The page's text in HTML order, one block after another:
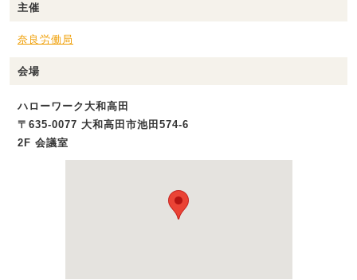
主催
奈良労働局
会場
ハローワーク大和高田
〒635-0077 大和高田市池田574‐6
2F 会議室